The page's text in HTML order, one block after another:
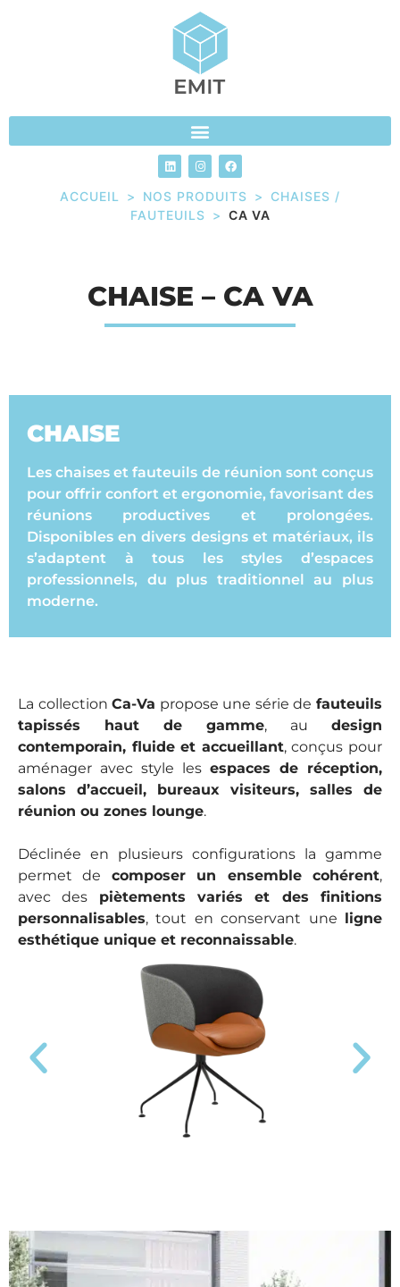
ACCUEIL > NOS PRODUITS >
CHAISES /
FAUTEUILS > CA VA
CHAISE – CA VA
CHAISE
Les chaises et fauteuils de réunion sont conçus
pour offrir confort et ergonomie, favorisant des
réunions productives et prolongées.
Disponibles en divers designs et matériaux, ils
s’adaptent à tous les styles d’espaces
professionnels, du plus traditionnel au plus
moderne.
La collectionCa-Va propose une série defauteuils
tapissés haut de gamme, au design
contemporain, fluide et accueillant, conçus pour
aménager avec style les espaces de réception,
salons d’accueil, bureaux visiteurs, salles de
réunion ou zones lounge.
Déclinée en plusieurs configurations la gamme
permet de composer un ensemble cohérent,
avec des piètements variés et des finitions
personnalisables, tout en conservant une ligne
esthétique unique et reconnaissable.